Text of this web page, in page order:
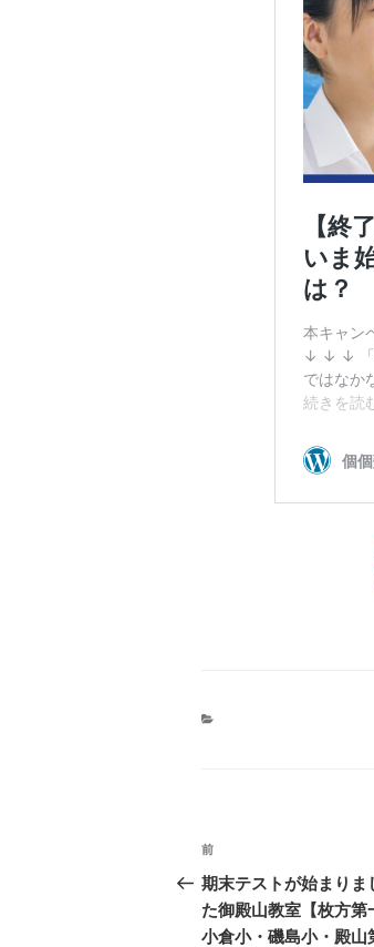
投
稿
ナ
前
の
投
稿
前
期末テストが始まり
た御殿山教室【枚方第
小倉小・磯島小・殿山